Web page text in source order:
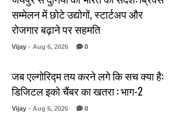
सम्मेलन में छोटे उद्योगों, स्टार्टअप और
रोजगार बढ़ाने पर सहमति
Vijay - Aug 6, 2026 0
जब एल्गोरिद्म तय करने लगे कि सच क्या है:
डिजिटल इको चैंबर का खतरा : भाग-2
Vijay - Aug 6, 2026 0